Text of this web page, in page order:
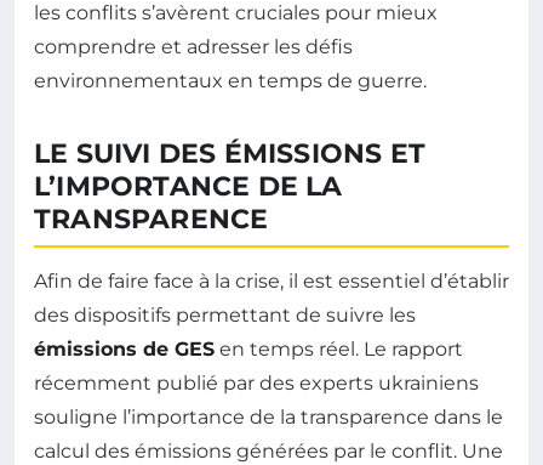
les conflits s’avèrent cruciales pour mieux
comprendre et adresser les défis
environnementaux en temps de guerre.
LE SUIVI DES ÉMISSIONS ET
L’IMPORTANCE DE LA
TRANSPARENCE
Afin de faire face à la crise, il est essentiel d’établir
des dispositifs permettant de suivre les
émissions de GES en temps réel. Le rapport
récemment publié par des experts ukrainiens
souligne l’importance de la transparence dans le
calcul des émissions générées par le conflit. Une